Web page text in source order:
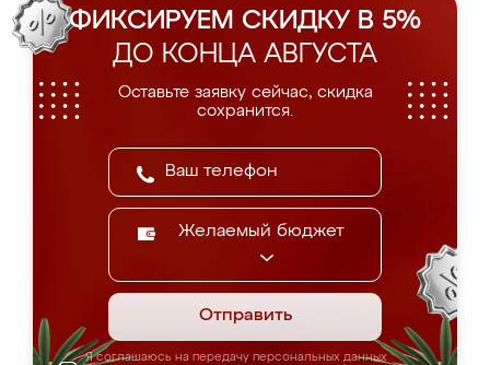
ФИКСИРУЕМ СКИДКУ В 5%
ДО КОНЦА АВГУСТА
Оставьте заявку сейчас, скидка
сохранится.
Желаемый бюджет
Отправить
Я соглашаюсь на передачу персональных данных